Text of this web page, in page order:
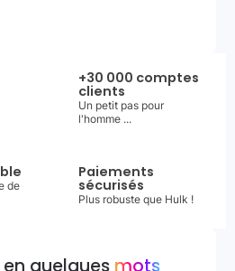
+30 000 comptes
clients
Un petit pas pour
l'homme ...
de
Paiements
sécurisés
Plus robuste que Hulk !
quelques mots